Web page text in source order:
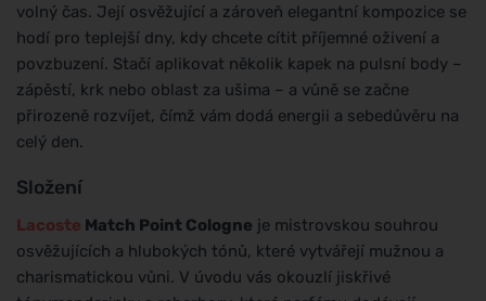
volný čas. Její osvěžující a zároveň elegantní kompozice se
hodí pro teplejší dny, kdy chcete cítit příjemné oživení a
povzbuzení. Stačí aplikovat několik kapek na pulsní body –
zápěstí, krk nebo oblast za ušima – a vůně se začne
přirozeně rozvíjet, čímž vám dodá energii a sebedůvěru na
celý den.
Složení
Lacoste Match Point Cologne je mistrovskou souhrou
osvěžujících a hlubokých tónů, které vytvářejí mužnou a
charismatickou vůni. V úvodu vás okouzlí jiskřivé